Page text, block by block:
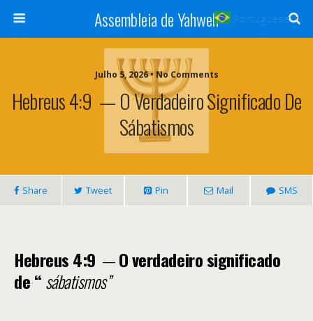
Assembleia de Yahweh
Julho 5, 2026 • No Comments
Hebreus 4:9 — O Verdadeiro Significado De
Sábatismos
Share Tweet Pin Mail SMS
Hebreus 4:9 —O verdadeiro significado
de “sábatismos”
Portuguese ▼